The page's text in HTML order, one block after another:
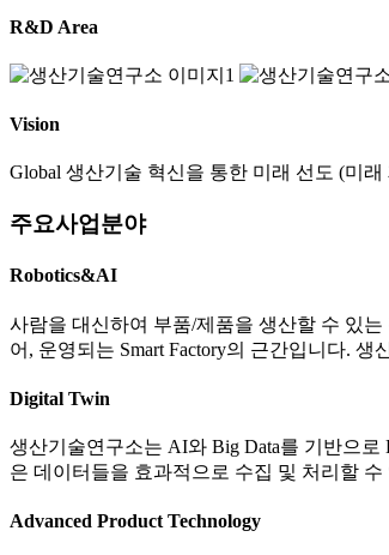
R&D Area
Vision
Global 생산기술 혁신을 통한 미래 선도 (미
주요사업분야
Robotics&AI
사람을 대신하여 부품/제품을 생산할 수 있
어, 운영되는 Smart Factory의 근간입니다.
Digital Twin
생산기술연구소는 AI와 Big Data를 기반으
은 데이터들을 효과적으로 수집 및 처리할
Advanced Product Technology